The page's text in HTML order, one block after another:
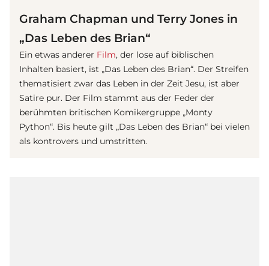
Graham Chapman und Terry Jones in
„Das Leben des Brian“
Ein etwas anderer Film, der lose auf biblischen
Inhalten basiert, ist „Das Leben des Brian“. Der Streifen
thematisiert zwar das Leben in der Zeit Jesu, ist aber
Satire pur. Der Film stammt aus der Feder der
berühmten britischen Komikergruppe „Monty
Python“. Bis heute gilt „Das Leben des Brian“ bei vielen
als kontrovers und umstritten.